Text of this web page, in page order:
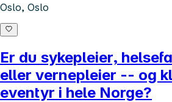
Oslo, Oslo
Er du sykepleier,
eller vernepleier -- og
eventyr i hele Norge?